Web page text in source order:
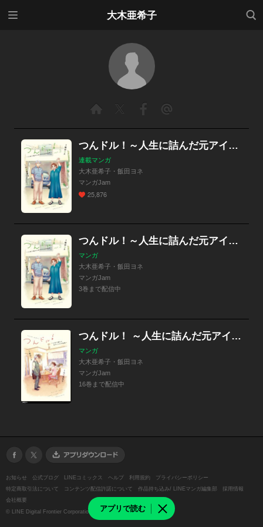
大木亜希子
検索
アプリで読む
つんドル！～人生に詰んだ元アイドルの事情～
連載マンガ
大木亜希子・飯田ヨネ
マンガJam
25,876
つんドル！～人生に詰んだ元アイドルの事情～
マンガ
大木亜希子・飯田ヨネ
マンガJam
3巻まで配信中
つんドル！ ～人生に詰んだ元アイドルの事情～【単話】
マンガ
大木亜希子・飯田ヨネ
マンガJam
16巻まで配信中
お知らせ 公式ブログ LINEコミックス ヘルプ 利用規約
プライバシーポリシー
特定商取引法について
コンテンツ配信許諾について 作品持ち込み/ LINEマンガ編集部
採用情報
会社概要
© LINE Digital Frontier Corporation